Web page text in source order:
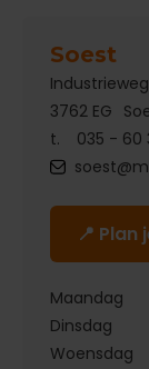
Soest
3762 EG
t.
035 - 60
📍 Plan
Maandag
Dinsdag
Woensdag